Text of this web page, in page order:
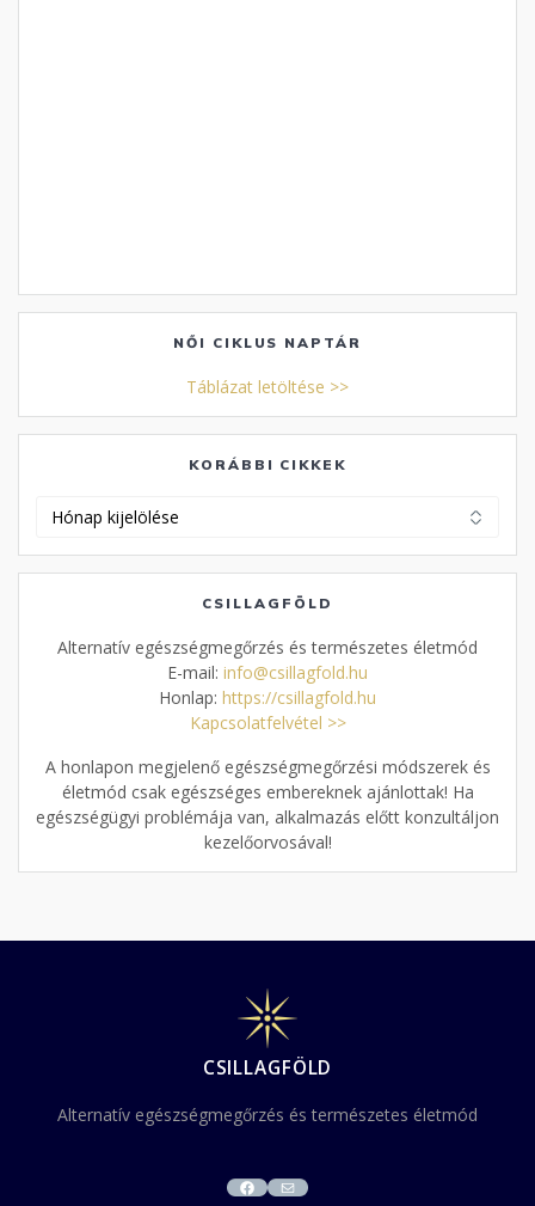
NŐI CIKLUS NAPTÁR
Táblázat letöltése >>
KORÁBBI CIKKEK
CSILLAGFÖLD
Alternatív egészségmegőrzés és természetes életmód
E-mail: info@csillagfold.hu
Honlap: https://csillagfold.hu
Kapcsolatfelvétel >>
A honlapon megjelenő egészségmegőrzési módszerek és
életmód csak egészséges embereknek ajánlottak! Ha
egészségügyi problémája van, alkalmazás előtt konzultáljon
kezelőorvosával!
CSILLAGFÖLD
Alternatív egészségmegőrzés és természetes életmód
FACEBOOK
MAIL